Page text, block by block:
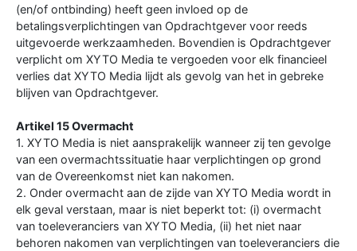
(en/of ontbinding) heeft geen invloed op de
betalingsverplichtingen van Opdrachtgever voor reeds
uitgevoerde werkzaamheden. Bovendien is Opdrachtgever
verplicht om XYTO Media te vergoeden voor elk financieel
verlies dat XYTO Media lijdt als gevolg van het in gebreke
blijven van Opdrachtgever.
Artikel 15 Overmacht
1. XYTO Media is niet aansprakelijk wanneer zij ten gevolge
van een overmachtssituatie haar verplichtingen op grond
van de Overeenkomst niet kan nakomen.
2. Onder overmacht aan de zijde van XYTO Media wordt in
elk geval verstaan, maar is niet beperkt tot: (i) overmacht
van toeleveranciers van XYTO Media, (ii) het niet naar
behoren nakomen van verplichtingen van toeleveranciers die